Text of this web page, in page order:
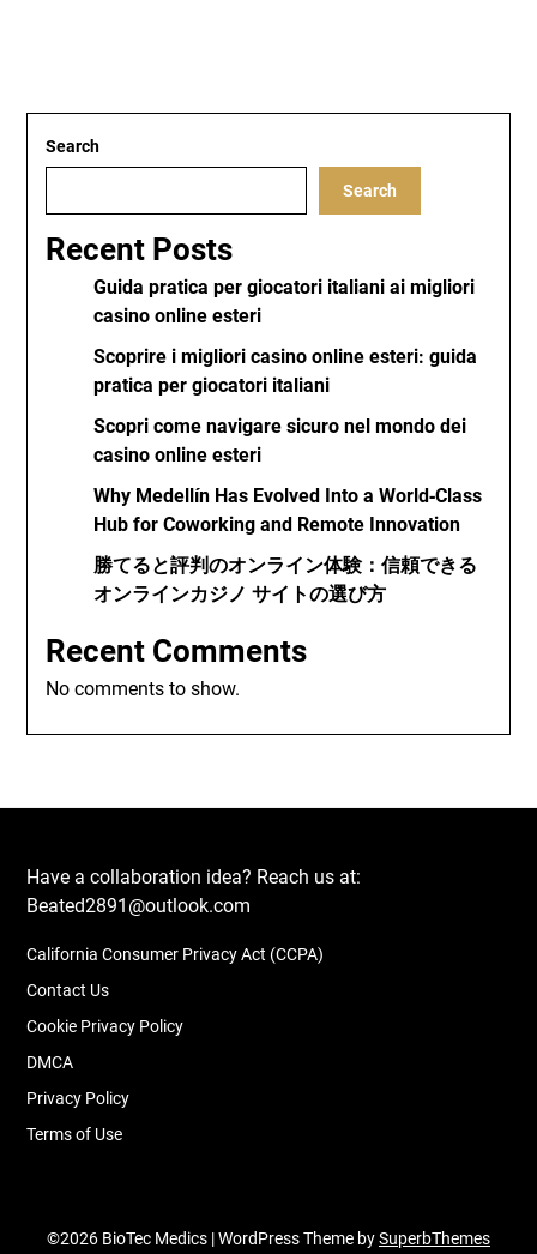
Search
Search
Recent Posts
Guida pratica per giocatori italiani ai migliori
casino online esteri
Scoprire i migliori casino online esteri: guida
pratica per giocatori italiani
Scopri come navigare sicuro nel mondo dei
casino online esteri
Why Medellín Has Evolved Into a World‑Class
Hub for Coworking and Remote Innovation
勝てると評判のオンライン体験：信頼できる
オンラインカジノ サイトの選び方
Recent Comments
No comments to show.
Have a collaboration idea? Reach us at:
Beated2891@outlook.com
California Consumer Privacy Act (CCPA)
Contact Us
Cookie Privacy Policy
DMCA
Privacy Policy
Terms of Use
©2026 BioTec Medics | WordPress Theme bySuperbThemes